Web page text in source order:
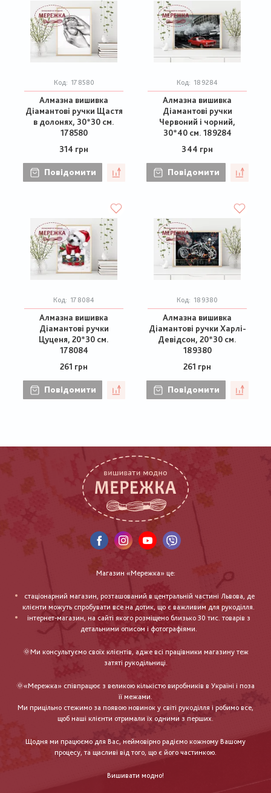
Код: 178580
Алмазна вишивка
Діамантові ручки Щастя
в долонях, 30*30 см.
178580
314 грн
Повідомити
Код: 189284
Алмазна вишивка
Діамантові ручки
Червоний і чорний,
30*40 см. 189284
344 грн
Повідомити
Код: 178084
Алмазна вишивка
Діамантові ручки
Цуценя, 20*30 см.
178084
261 грн
Повідомити
Код: 189380
Алмазна вишивка
Діамантові ручки Харлі-
Девідсон, 20*30 см.
189380
261 грн
Повідомити
Магазин «Мережка» це:
стаціонарний магазин, розташований в центральній частині Львова, де
клієнти можуть спробувати все на дотик, що є важливим для рукоділля.
інтернет-магазин, на сайті якого розміщено близько 30 тис. товарів з
детальними описом і фотографіями.
🌞Ми консультуємо своїх клієнтів, адже всі працівники магазину теж
затяті рукодільниці.
🌞«Мережка» співпрацює з великою кількістю виробників в Україні і поза
її межами.
Ми прицільно стежимо за появою новинок у світі рукоділля і робимо все,
щоб наші клієнти отримали їх одними з перших.
Щодня ми працюємо для Вас, неймовірно радіємо кожному Вашому
процесу, та щасливі від того, що є його частинкою.
Вишивати модно!